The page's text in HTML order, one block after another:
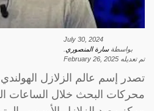
July 30, 2024
بواسطةسارة المنصوري
تم تعديله February 26, 2025
تصدر إسم عالم الزلازل
محركات البحث خلال الساعات